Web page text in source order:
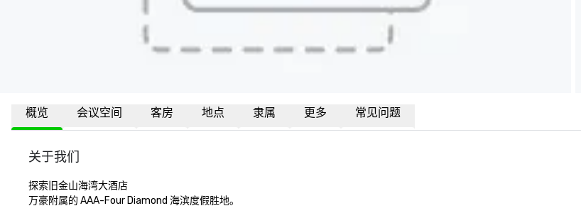
概览 会议空间 客房 地点 隶属 更多 常见问题
关于我们
探索旧金山海湾大酒店
万豪附属的 AAA-Four Diamond 海滨度假胜地。